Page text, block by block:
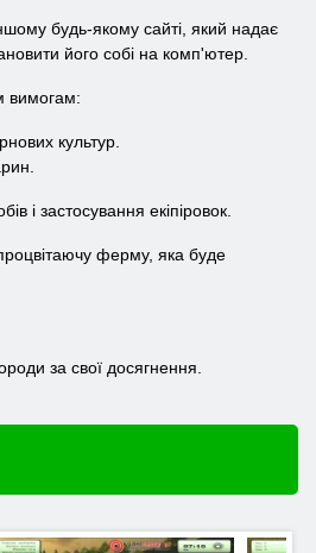
будь-якому сайті, який надає
його собі на комп'ютер.
вимогам:
культур.
і застосування екіпіровок.
ферму, яка буде
за свої досягнення.